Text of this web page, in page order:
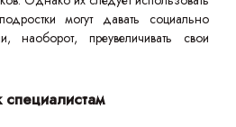
могут давать социально
наоборот, преувеличивать свои